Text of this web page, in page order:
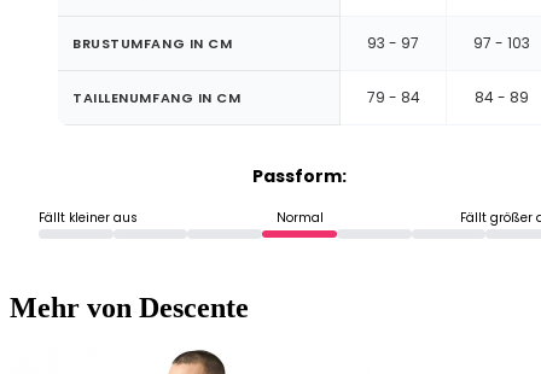
BRUSTUMFANG IN CM 93 - 97 97 - 103
TAILLENUMFANG IN CM 79 - 84 84 - 89
Passform:
Fällt kleiner aus Normal Fällt größer
Mehr von Descente